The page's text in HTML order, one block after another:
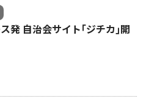
発 自治会サイト｢ジチカ｣開